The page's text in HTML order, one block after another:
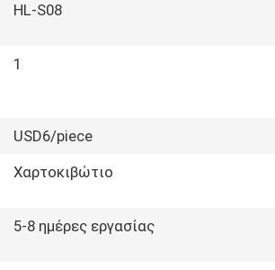
HL-S08
1
USD6/piece
Χαρτοκιβώτιο
5-8 ημέρες εργασίας